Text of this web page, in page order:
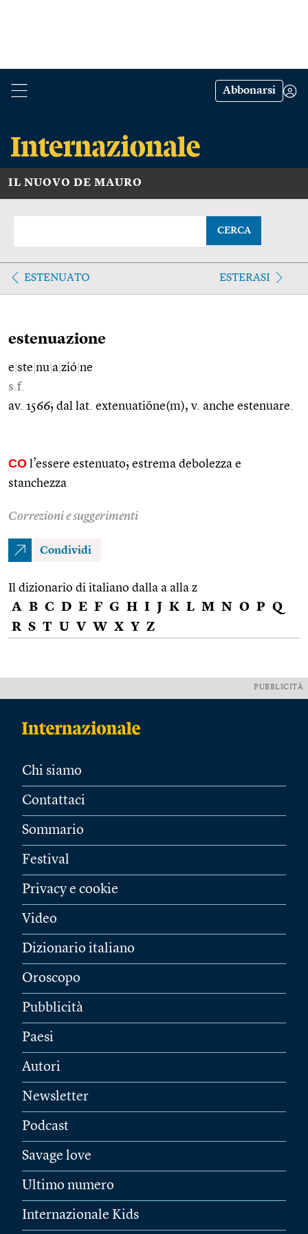
Abbonarsi
IL NUOVO DE MAURO
CERCA
ESTENUATO ESTERASI
estenuazione
e ste nu a zió ne
s.f.
av. 1566; dal lat. extenuatiōne(m), v. anche estenuare.
CO l’essere estenuato; estrema debolezza e
stanchezza
Correzioni e suggerimenti
Condividi
Il dizionario di italiano dalla a alla z
A B C D E F G H I J K L M N O P Q
R S T U V W X Y Z
PUBBLICITÀ
Chi siamo
Contattaci
Sommario
Festival
Privacy e cookie
Video
Dizionario italiano
Oroscopo
Pubblicità
Paesi
Autori
Newsletter
Podcast
Savage love
Ultimo numero
Internazionale Kids